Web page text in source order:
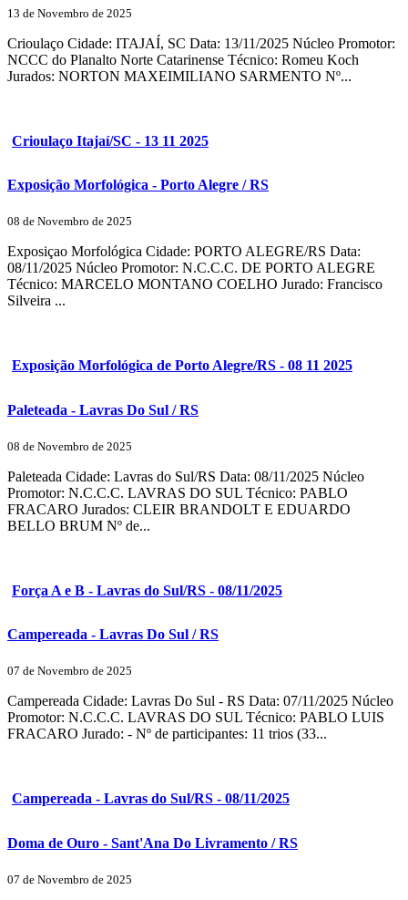
13 de Novembro de 2025
Crioulaço Cidade: ITAJAÍ, SC Data: 13/11/2025 Núcleo Promotor:
NCCC do Planalto Norte Catarinense Técnico: Romeu Koch
Jurados: NORTON MAXEIMILIANO SARMENTO Nº...
Crioulaço Itajaí/SC - 13 11 2025
Exposição Morfológica - Porto Alegre / RS
08 de Novembro de 2025
Exposiçao Morfológica Cidade: PORTO ALEGRE/RS Data:
08/11/2025 Núcleo Promotor: N.C.C.C. DE PORTO ALEGRE
Técnico: MARCELO MONTANO COELHO Jurado: Francisco
Silveira ...
Exposição Morfológica de Porto Alegre/RS - 08 11 2025
Paleteada - Lavras Do Sul / RS
08 de Novembro de 2025
Paleteada Cidade: Lavras do Sul/RS Data: 08/11/2025 Núcleo
Promotor: N.C.C.C. LAVRAS DO SUL Técnico: PABLO
FRACARO Jurados: CLEIR BRANDOLT E EDUARDO
BELLO BRUM Nº de...
Força A e B - Lavras do Sul/RS - 08/11/2025
Campereada - Lavras Do Sul / RS
07 de Novembro de 2025
Campereada Cidade: Lavras Do Sul - RS Data: 07/11/2025 Núcleo
Promotor: N.C.C.C. LAVRAS DO SUL Técnico: PABLO LUIS
FRACARO Jurado: - Nº de participantes: 11 trios (33...
Campereada - Lavras do Sul/RS - 08/11/2025
Doma de Ouro - Sant'Ana Do Livramento / RS
07 de Novembro de 2025